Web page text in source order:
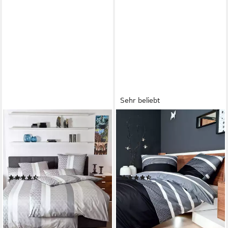
Bettwäsche Svenn, Satin, 2
teilig, in Gr. 135x200, 100%
Baumwolle, grafisches Motiv,
tolle Qualität
(8)
ab 54,99 € UVP 74,95 €
-27%
lieferbar - in 1-2 Werktagen bei dir
Sehr beliebt
JANINE
Bettwäsche J. D., Mako-Satin,
2 teilig, Bettwäsche im
Streifen-Design in
verschiedenen Qualitäten
(734)
ab 43,44 € UVP59,95 €
lieferbar - in 3-4 Werktagen bei dir